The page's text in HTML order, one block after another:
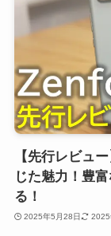
【先行レビュ
じた魅力！豊
る！
2025年5月28日 2025